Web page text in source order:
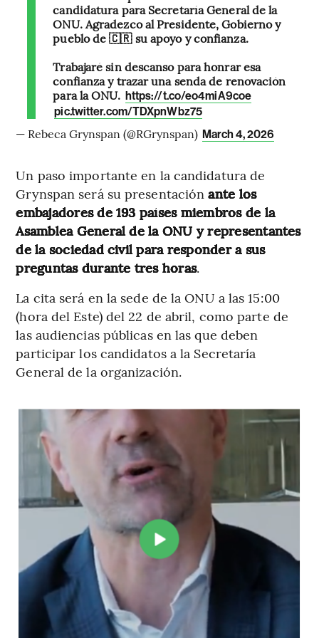
candidatura para Secretaría General de la
ONU. Agradezco al Presidente, Gobierno y
pueblo de 🇨🇷 su apoyo y confianza.
Trabajaré sin descanso para honrar esa
confianza y trazar una senda de renovación
para la ONU. https://t.co/eo4miA9coe
pic.twitter.com/TDXpnWbz75
— Rebeca Grynspan (@RGrynspan) March 4, 2026
Un paso importante en la candidatura de
Grynspan será su presentaciónante los
embajadores de 193 países miembros de la
Asamblea General de la ONU y representantes
de la sociedad civil para responder a sus
preguntas durante tres horas.
La cita será en la sede de la ONU a las 15:00
(hora del Este) del 22 de abril, como parte de
las audiencias públicas en las que deben
participar los candidatos a la Secretaría
General de la organización.